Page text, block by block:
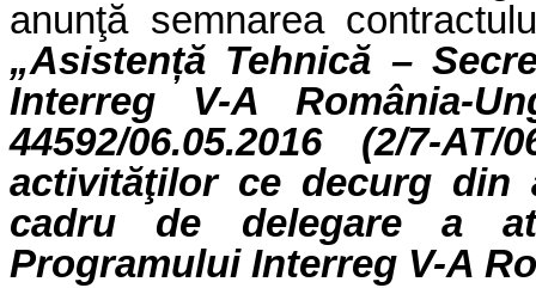
anunţă semnarea
„Asistență Tehnică –
Interreg V-A România-
44592/06.05.2016 (2/7-
activităţilor ce decurg din
cadru de delegare a
Programului Interreg V-A